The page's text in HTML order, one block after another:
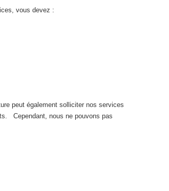
vous devez :
peut également solliciter nos services
Cependant, nous ne pouvons pas